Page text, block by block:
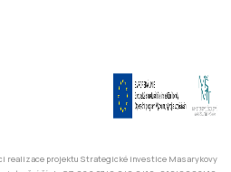
realizace projektu Strategické investice Masarykovy